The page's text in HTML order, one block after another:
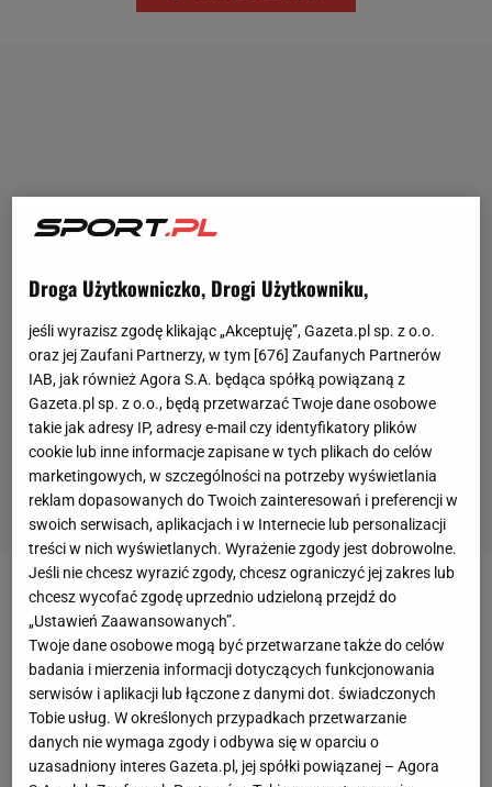
Zobacz wideo
Ostatnio informowaliśmy o rekordowympołowie
suma wWiśleniedaleko Drogomyśla w
województwie Śląskim. Ale niestety tamta ryba
została zabita i skończyła jak kawałek kiełbasy - na
Droga Użytkowniczko, Drogi Użytkowniku,
jeśli wyrazisz zgodę klikając „Akceptuję”, Gazeta.pl sp. z o.o.
oraz jej Zaufani Partnerzy, w tym [676] Zaufanych Partnerów
IAB, jak również Agora S.A. będąca spółką powiązaną z
Gazeta.pl sp. z o.o., będą przetwarzać Twoje dane osobowe
takie jak adresy IP, adresy e-mail czy identyfikatory plików
cookie lub inne informacje zapisane w tych plikach do celów
marketingowych, w szczególności na potrzeby wyświetlania
reklam dopasowanych do Twoich zainteresowań i preferencji w
swoich serwisach, aplikacjach i w Internecie lub personalizacji
treści w nich wyświetlanych. Wyrażenie zgody jest dobrowolne.
Jeśli nie chcesz wyrazić zgody, chcesz ograniczyć jej zakres lub
chcesz wycofać zgodę uprzednio udzieloną przejdź do
„Ustawień Zaawansowanych”.
Twoje dane osobowe mogą być przetwarzane także do celów
badania i mierzenia informacji dotyczących funkcjonowania
serwisów i aplikacji lub łączone z danymi dot. świadczonych
Tobie usług. W określonych przypadkach przetwarzanie
danych nie wymaga zgody i odbywa się w oparciu o
uzasadniony interes Gazeta.pl, jej spółki powiązanej – Agora